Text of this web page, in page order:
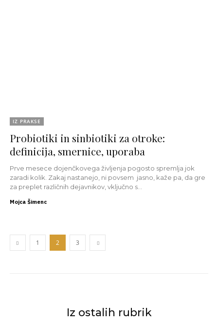
IZ PRAKSE
Probiotiki in sinbiotiki za otroke:
definicija, smernice, uporaba
Prve mesece dojenčkovega življenja pogosto spremlja jok
zaradi kolik. Zakaj nastanejo, ni povsem jasno, kaže pa, da gre
za preplet različnih dejavnikov, vključno s...
Mojca Šimenc
1 2 3
Iz ostalih rubrik